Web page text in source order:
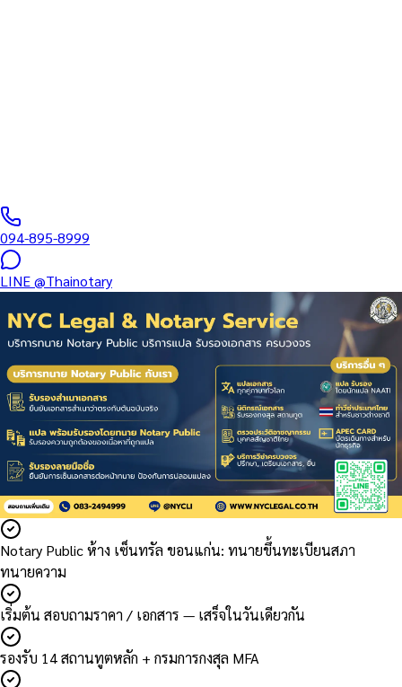
094-895-8999
LINE@Thainotary
Notary Public ห้าง เซ็นทรัล ขอนแก่น: ทนายขึ้นทะเบียนสภา
ทนายความ
เริ่มต้น สอบถามราคา / เอกสาร — เสร็จในวันเดียวกัน
รองรับ 14 สถานทูตหลัก + กรมการกงสุล MFA